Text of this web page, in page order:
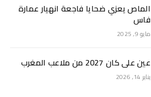
الماص يعزي ضحايا فاجعة انهيار عمارة
فاس
مايو 9, 2025
عين على كان 2027 من ملاعب المغرب
يناير 14, 2026